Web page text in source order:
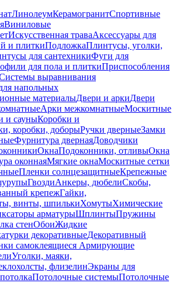
ЛинолеумКерамогранитСпортивные
Виниловые
Искусственная траваАксессуары для
и плиткиПодложкаПлинтусы, уголки,
для сантехникиФуги для
для пола и плиткиПриспособления
выравнивания
напольных
материалыДвери и аркиДвери
Арки межкомнатныеМоскитные
и сауныКоробки и
коробки, доборыРучки дверныеЗамки
Фурнитура двернаяДоводчики
ОкнаПодоконники, отливыОкна
оконнаяМягкие окнаМоскитные сетки
Пленки солнцезащитныеКрепежные
ГвоздиАнкеры, дюбелиСкобы,
крепежГайки,
винты, шпилькиХомутыХимические
арматурыШплинтыПружины
стенОбоиЖидкие
декоративныеДекоративный
самоклеящиеся Армирующие
Уголки, маяки,
флизелинЭкраны для
Потолочные системыПотолочные